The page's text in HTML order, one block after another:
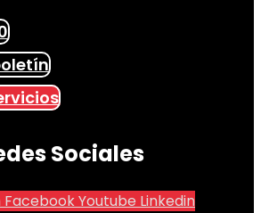
Sociales
FacebookYoutube Linkedin